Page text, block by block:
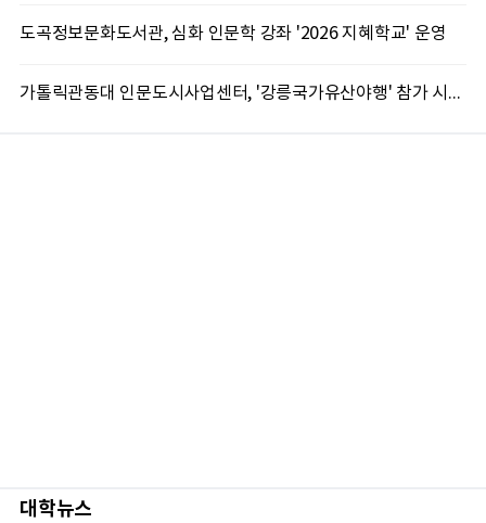
도곡정보문화도서관, 심화 인문학 강좌 '2026 지혜학교' 운영
가톨릭관동대 인문도시사업센터, '강릉국가유산야행' 참가 시민 15명 모집
대학뉴스